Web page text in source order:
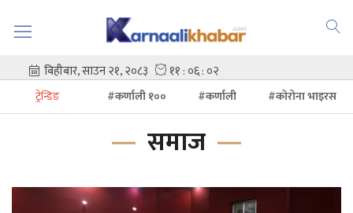
ट्रेन्डिङ #कर्णाली १०० #कर्णाली #कोरोना भाइरस
समाज